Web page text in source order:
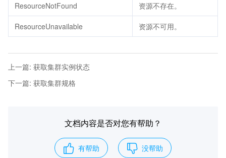
ResourceNotFound 资源不存在。
ResourceUnavailable 资源不可用。
上一篇: 获取集群实例状态
下一篇: 获取集群规格
文档内容是否对您有帮助？
有帮助 没帮助